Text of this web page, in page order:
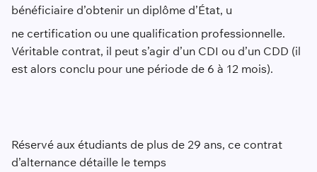
bénéficiaire d’obtenir un diplôme d’État, u
ne certification ou une qualification professionnelle.
Véritable contrat, il peut s’agir d’un CDI ou d’un CDD (il
est alors conclu pour une période de 6 à 12 mois).
Réservé aux étudiants de plus de 29 ans, ce contrat
d’alternance détaille le temps